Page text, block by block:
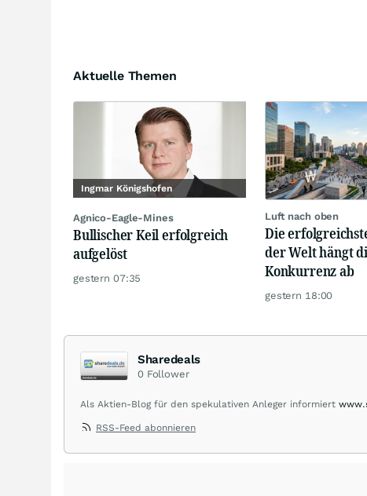
Aktuelle Themen
Ingmar Königshofen
Agnico-Eagle-Mines
Bullischer Keil erfolgreich
aufgelöst
gestern 07:35
Luft nach oben
Die
der Welt hängt
Konkurrenz ab
gestern 18:00
Sharedeals
0 Follower
Als Aktien-Blog für den spekulativen Anleger informiert
RSS-Feed abonnieren